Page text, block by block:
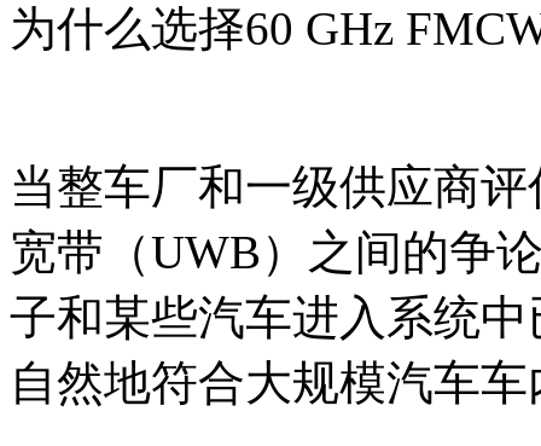
为什么选择60 GHz
当整车厂和一级供应商
宽带（UWB）之间的争
子和某些汽车进入系统
自然地符合大规模汽车